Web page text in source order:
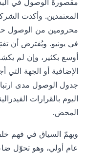
مقصورةً الوصول في
المعتمدين. وأكدت
محرومين من الوصول
في يونيو. ويُفترض أن
أوسع بكثير، وإن لم
الإضافية أو الجهة
جدول الوصول مدى
اليوم بالقرارات
المحض.
عام أولي، وهو تحوّل